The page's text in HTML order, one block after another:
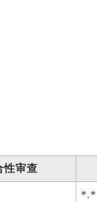
性审查
*.*